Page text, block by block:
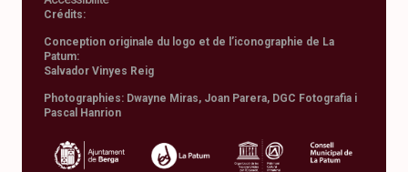
Crédits:
Conception originale du logo et de l’iconographie de La
Patum:
Salvador Vinyes Reig
Photographies: Dwayne Miras, Joan Parera, DGC Fotografia i
Pascal Hanrion